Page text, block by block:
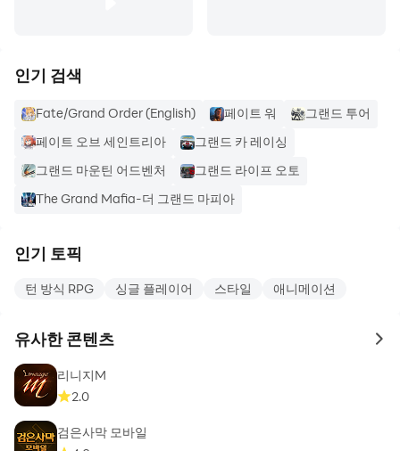
인기 검색
Fate/Grand Order (English) 페이트 워
그랜드 투어
페이트 오브 세인트리아
그랜드 카 레이싱
그랜드 마운틴 어드벤처
그랜드 라이프 오토
The Grand Mafia-더 그랜드 마피아
인기 토픽
턴 방식 RPG 싱글 플레이어 스타일 애니메이션
유사한 콘텐츠 to
리니지M
2.0
검은사막 모바일